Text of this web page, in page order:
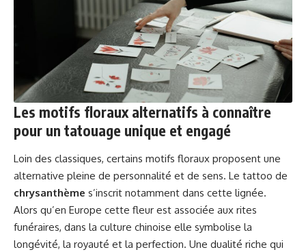
Les motifs floraux alternatifs à connaître
pour un tatouage unique et engagé
Loin des classiques, certains motifs floraux proposent une
alternative pleine de personnalité et de sens. Le tattoo de
chrysanthème s’inscrit notamment dans cette lignée.
Alors qu’en Europe cette fleur est associée aux rites
funéraires, dans la culture chinoise elle symbolise la
longévité, la royauté et la perfection. Une dualité riche qui